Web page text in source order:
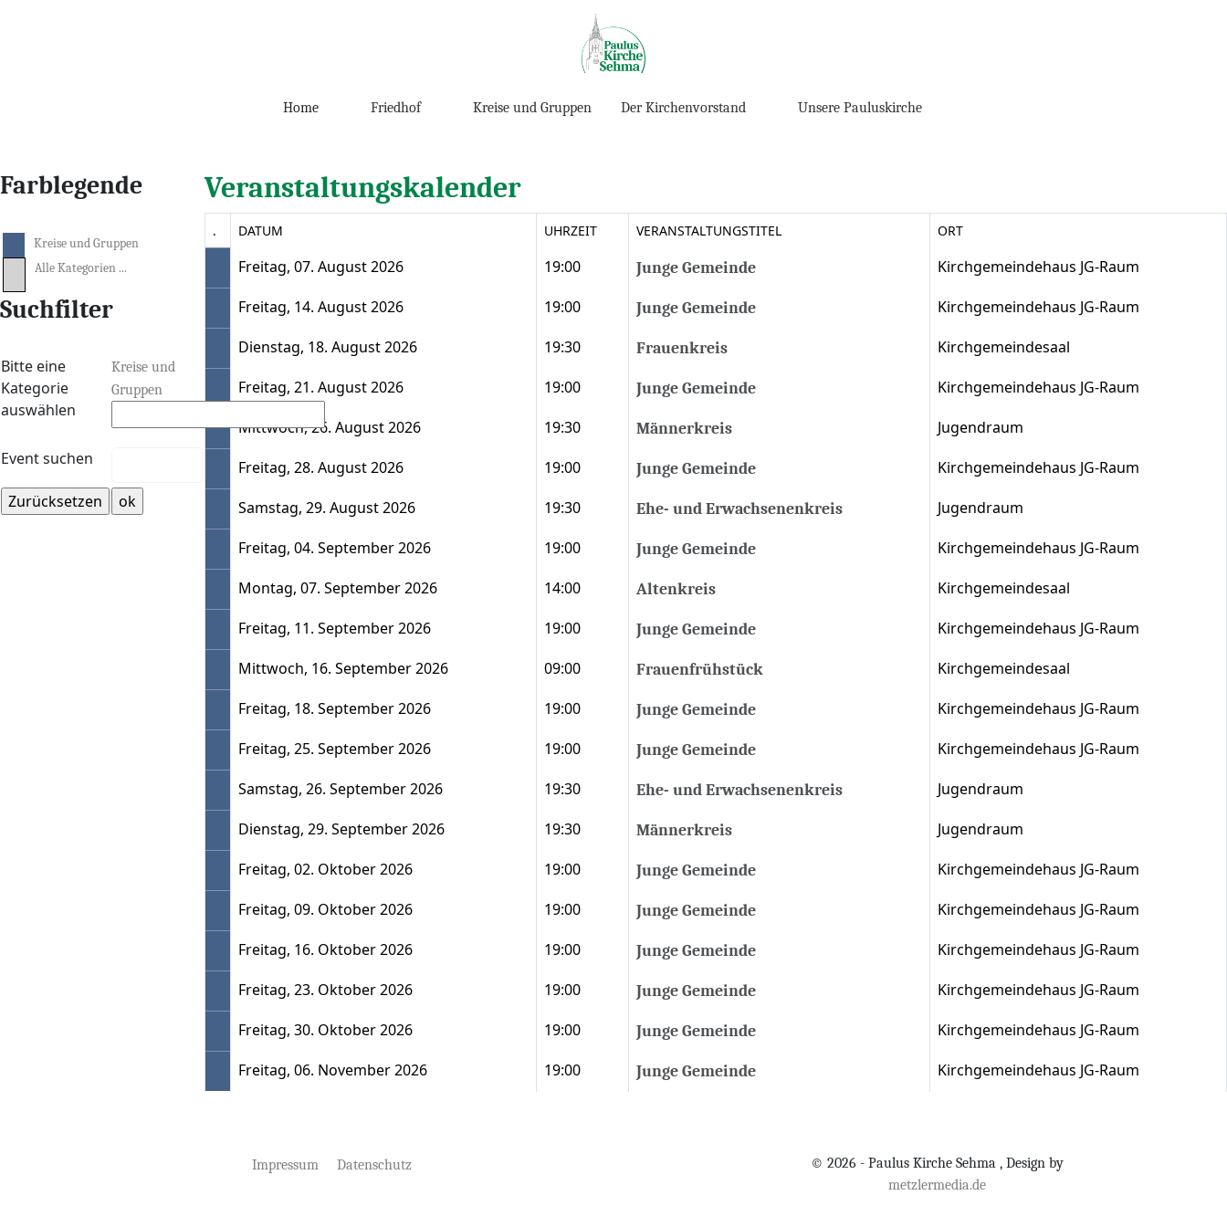
Home Friedhof Kreise und Gruppen Der Kirchenvorstand Unsere Pauluskirche
Farblegende
Kreise und Gruppen
Alle Kategorien ...
Suchfilter
Bitte eine
Kategorie
auswählen
Eine Kategorie auswählen um die Liste zu filtern
Kreise und
Gruppen
Event suchen
Veranstaltungskalender
. DATUM UHRZEIT VERANSTALTUNGSTITEL ORT
Freitag, 07. August 2026 19:00 Junge Gemeinde
Kirchgemeindehaus JG-Raum
Freitag, 14. August 2026
19:00 Junge Gemeinde
Kirchgemeindehaus JG-Raum
Dienstag, 18. August 2026
19:30 Frauenkreis
Kirchgemeindesaal
Freitag, 21. August 2026
19:00 Junge Gemeinde
Kirchgemeindehaus JG-Raum
Mittwoch, 26. August 2026
19:30 Männerkreis
Jugendraum
Freitag, 28. August 2026
19:00 Junge Gemeinde
Kirchgemeindehaus JG-Raum
Samstag, 29. August 2026
19:30 Ehe- und Erwachsenenkreis
Jugendraum
Freitag, 04. September 2026
19:00 Junge Gemeinde
Kirchgemeindehaus JG-Raum
Montag, 07. September 2026
14:00 Altenkreis
Kirchgemeindesaal
Freitag, 11. September 2026
19:00 Junge Gemeinde
Kirchgemeindehaus JG-Raum
Mittwoch, 16. September 2026
09:00 Frauenfrühstück
Kirchgemeindesaal
Freitag, 18. September 2026
19:00 Junge Gemeinde
Kirchgemeindehaus JG-Raum
Freitag, 25. September 2026
19:00 Junge Gemeinde
Kirchgemeindehaus JG-Raum
Samstag, 26. September 2026
19:30 Ehe- und Erwachsenenkreis
Jugendraum
Dienstag, 29. September 2026
19:30 Männerkreis
Jugendraum
Freitag, 02. Oktober 2026
19:00 Junge Gemeinde
Kirchgemeindehaus JG-Raum
Freitag, 09. Oktober 2026
19:00 Junge Gemeinde
Kirchgemeindehaus JG-Raum
Freitag, 16. Oktober 2026
19:00 Junge Gemeinde
Kirchgemeindehaus JG-Raum
Freitag, 23. Oktober 2026
19:00 Junge Gemeinde
Kirchgemeindehaus JG-Raum
Freitag, 30. Oktober 2026
19:00 Junge Gemeinde
Kirchgemeindehaus JG-Raum
Freitag, 06. November 2026
19:00 Junge Gemeinde Kirchgemeindehaus JG-Raum
Impressum Datenschutz
© 2026 - Paulus Kirche Sehma , Design by
metzlermedia.de